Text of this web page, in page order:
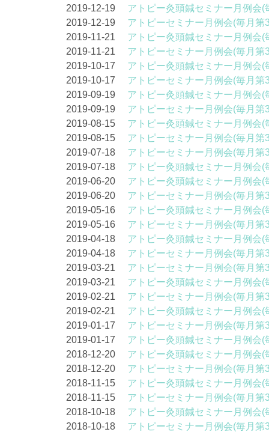
2019-12-19 アトピー灸頭鍼セミナー月例会(
2019-12-19 アトピーセミナー月例会(毎月第
2019-11-21 アトピー灸頭鍼セミナー月例会(
2019-11-21 アトピーセミナー月例会(毎月第
2019-10-17 アトピー灸頭鍼セミナー月例会(
2019-10-17 アトピーセミナー月例会(毎月第
2019-09-19 アトピー灸頭鍼セミナー月例会(
2019-09-19 アトピーセミナー月例会(毎月第
2019-08-15 アトピー灸頭鍼セミナー月例会(
2019-08-15 アトピーセミナー月例会(毎月第
2019-07-18 アトピーセミナー月例会(毎月第
2019-07-18 アトピー灸頭鍼セミナー月例会(
2019-06-20 アトピー灸頭鍼セミナー月例会(
2019-06-20 アトピーセミナー月例会(毎月第
2019-05-16 アトピー灸頭鍼セミナー月例会(
2019-05-16 アトピーセミナー月例会(毎月第
2019-04-18 アトピー灸頭鍼セミナー月例会(
2019-04-18 アトピーセミナー月例会(毎月第
2019-03-21 アトピーセミナー月例会(毎月第
2019-03-21 アトピー灸頭鍼セミナー月例会(
2019-02-21 アトピーセミナー月例会(毎月第
2019-02-21 アトピー灸頭鍼セミナー月例会(
2019-01-17 アトピーセミナー月例会(毎月第
2019-01-17 アトピー灸頭鍼セミナー月例会(
2018-12-20 アトピー灸頭鍼セミナー月例会(
2018-12-20 アトピーセミナー月例会(毎月第
2018-11-15 アトピー灸頭鍼セミナー月例会(
2018-11-15 アトピーセミナー月例会(毎月第
2018-10-18 アトピー灸頭鍼セミナー月例会(
2018-10-18 アトピーセミナー月例会(毎月第